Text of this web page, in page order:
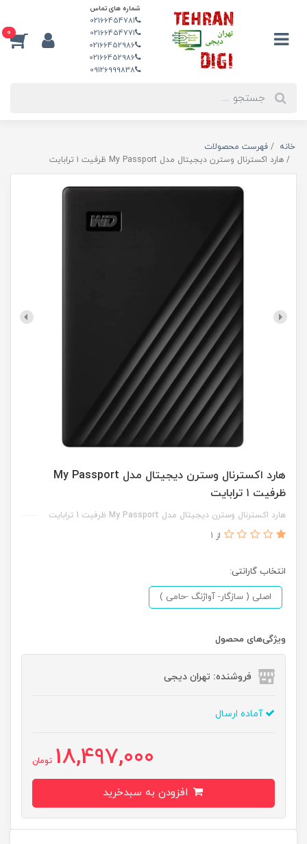
شماره های تماس
02166454781
02166454771
02166452986
02166452986
09126999838
0
خانه
فهرست محصولات
هارد اکسترنال وسترن دیجیتال مدل My Passport ظرفیت ۱ ترابایت
هارد اکسترنال وسترن دیجیتال مدل My Passport
ظرفیت ۱ ترابایت
هارد اکسترنال وسترن دیجیتال مدل My Passport ظرفیت 1 ترابایت
از 1
انتخاب گارانتی:
اصلی ( سازگار- آواژنگ -حامی )
ویژگی‌های محصول
فروشنده: تهران دیجی
آماده ارسال
18,497,000 تومان